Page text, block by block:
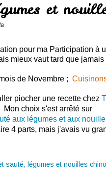
et
pour ma Participation à
mieux vaut tard que jamais
de Novembre ;
piocher une recette chez
Mon choix s'est arrêté sur
aux légumes et aux
4 parts, mais j'avais vu